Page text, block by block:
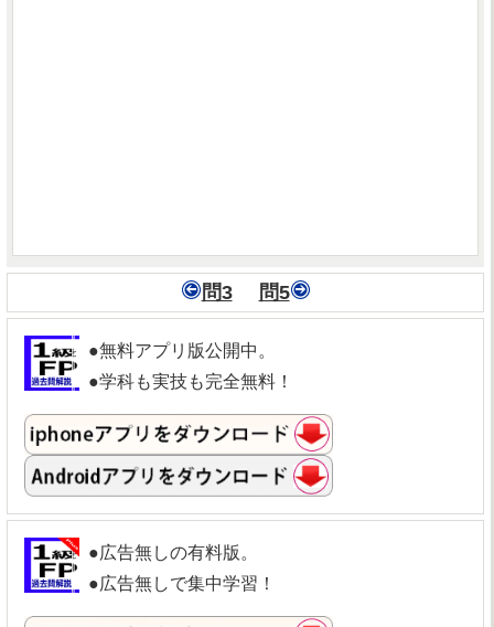
問3 問5
●無料アプリ版公開中。
●学科も実技も完全無料！
●広告無しの有料版。
●広告無しで集中学習！